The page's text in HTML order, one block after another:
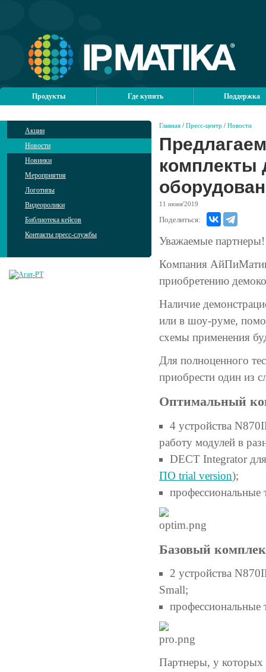
Продукты Где купить Поддержка
Акции
Новости
Новинки
Мероприятия
Логотипы
Видеоролики
Библиотека кейсов
Контакты пресс-службы
Главная / Пресс-центр / Новости
комплекты
11 июня'2019
Поделиться:
Уважаемые партнеры!
Компания
приобретению
Наличие
или в шоу-руме,
схемы применения
Для полноценного
приобрести один из
Оптимальный
4 устройства
работу модулей в
DECT Integrator
ПО trial version);
профессиональные
Базовый
2 устройства
Small;
профессиональные
Партнеры, у которых